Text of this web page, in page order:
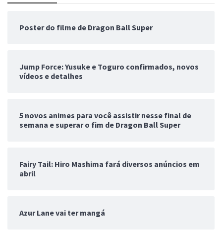
Poster do filme de Dragon Ball Super
Jump Force: Yusuke e Toguro confirmados, novos
vídeos e detalhes
5 novos animes para você assistir nesse final de
semana e superar o fim de Dragon Ball Super
Fairy Tail: Hiro Mashima fará diversos anúncios em
abril
Azur Lane vai ter mangá